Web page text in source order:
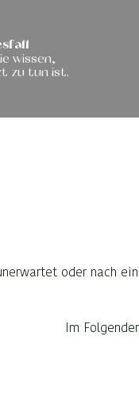
wissen,
zu tun ist.
oder nach
Im